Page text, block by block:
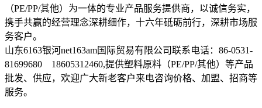
（PE/PP/其他）为一体的专业产品服务提供商，以诚信务实，
携手共赢的经营理念深耕细作，十六年砥砺前行，深耕市场服
务客户。
山东6163银河net163am国际贸易有限公司联系电话：86-0531-
81699680 18605312460,提供塑料原料（PE/PP/其他）等产品
批发、供应，欢迎广大新老客户来电咨询价格、加盟、招商等
服务。